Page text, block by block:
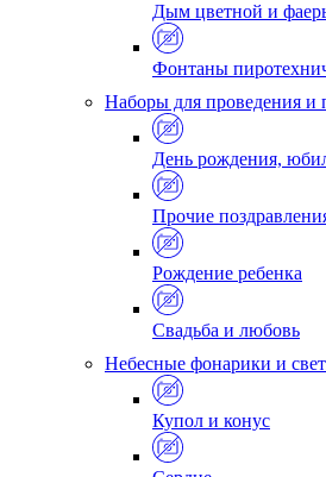
Дым цветной и
Фонтаны
Наборы для проведения и
День рождения,
Прочие
Рождение ребенка
Свадьба и любовь
Небесные фонарики и
Купол и конус